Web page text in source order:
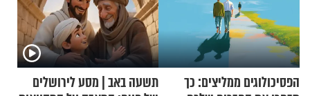
הפסיכולוגים ממליצים: כך
תשעה באב | מסע לירושלים